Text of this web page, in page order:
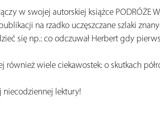
w swojej autorskiej książce PODRÓŻE
na rzadko uczęszczane szlaki
się np.: co odczuwał Herbert gdy
również wiele ciekawostek: o skutkach
niecodziennej lektury!